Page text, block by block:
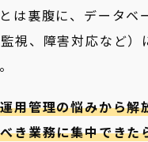
は裏腹に、データ
視、障害対応など
用管理の悩みから
き業務に集中できた